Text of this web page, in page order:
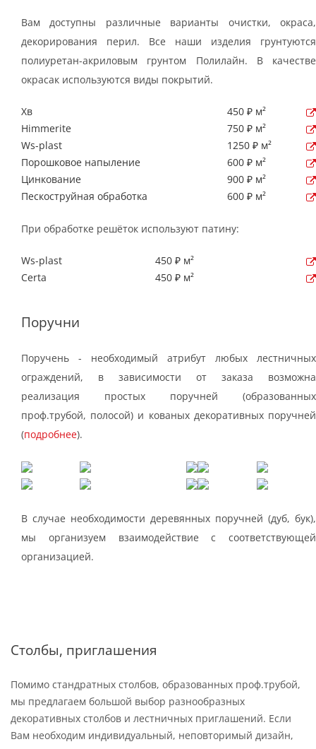
Вам доступны различные варианты очистки, окраса,
декорирования перил. Все наши изделия грунтуются
полиуретан-акриловым грунтом Полилайн. В качестве
окрасак используются виды покрытий.
Хв
450 ₽ м²
Himmerite
750 ₽ м²
Ws-plast
1250 ₽ м²
Порошковое напыление
600 ₽ м²
Цинкование
900 ₽ м²
Пескоструйная обработка
600 ₽ м²
При обработке решёток используют патину:
Ws-plast
450 ₽ м²
Certa
450 ₽ м²
Поручни
Поручень - необходимый атрибут любых лестничных
ограждений, в зависимости от заказа возможна
реализация простых поручней (образованных
проф.трубой, полосой) и кованых декоративных поручней
(подробнее).
В случае необходимости деревянных поручней (дуб, бук),
мы организуем взаимодействие с соответствующей
организацией.
Столбы, приглашения
Помимо стандратных столбов, образованных проф.трубой,
мы предлагаем большой выбор разнообразных
декоративных столбов и лестничных приглашений. Если
Вам необходим индивидуальный, неповторимый дизайн,